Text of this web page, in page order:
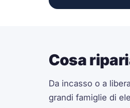
Cosa
Da incasso o a
grandi famiglie di